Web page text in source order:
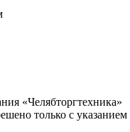
«Челябторгтехника»
только с указанием